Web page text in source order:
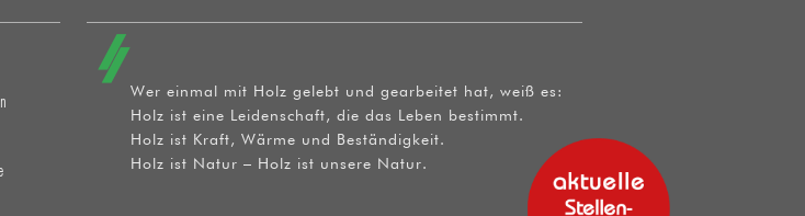
Wer einmal mit Holz gelebt und gearbeitet hat, weiß es:
Holz ist eine Leidenschaft, die das Leben bestimmt.
Holz ist Kraft, Wärme und Beständigkeit.
Holz ist Natur – Holz ist unsere Natur.